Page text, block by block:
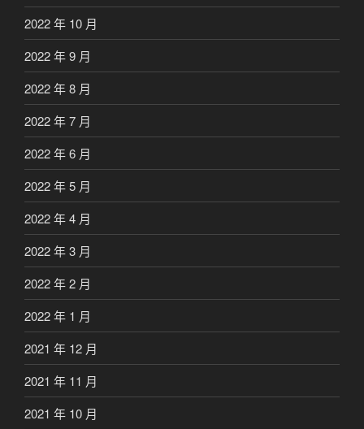
2022 年 10 月
2022 年 9 月
2022 年 8 月
2022 年 7 月
2022 年 6 月
2022 年 5 月
2022 年 4 月
2022 年 3 月
2022 年 2 月
2022 年 1 月
2021 年 12 月
2021 年 11 月
2021 年 10 月